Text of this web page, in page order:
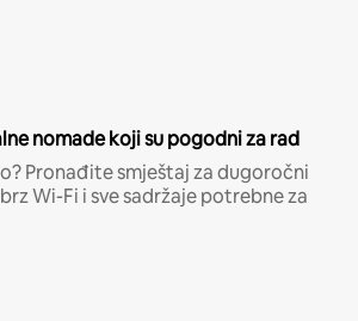
nomade koji su pogodni za rad
Pronađite smještaj za dugoročni
Wi-Fi i sve sadržaje potrebne za